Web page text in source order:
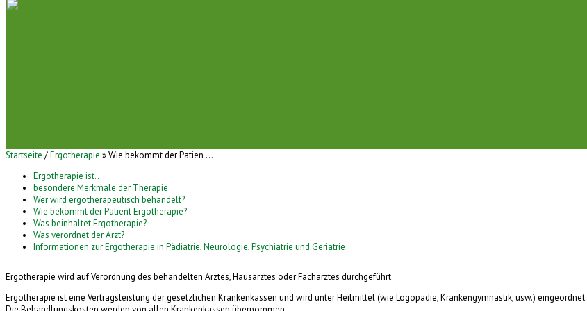
Startseite /Ergotherapie » Wie bekommt der Patien ...
Ergotherapie ist...
besondere Merkmale der Therapie
Wer wird ergotherapeutisch behandelt?
Wie bekommt der Patient Ergotherapie?
Was beinhaltet Ergotherapie?
Was verordnet der Arzt?
Informationen zur Ergotherapie in Pädiatrie, Neurologie, Psychiatrie und Geriatrie
Ergotherapie wird auf Verordnung des behandelten Arztes, Hausarztes oder Facharztes durchgeführt.
Ergotherapie ist eine Vertragsleistung der gesetzlichen Krankenkassen und wird unter Heilmittel (wie Logopädie, Krankengymnastik, usw.) eingeordnet.